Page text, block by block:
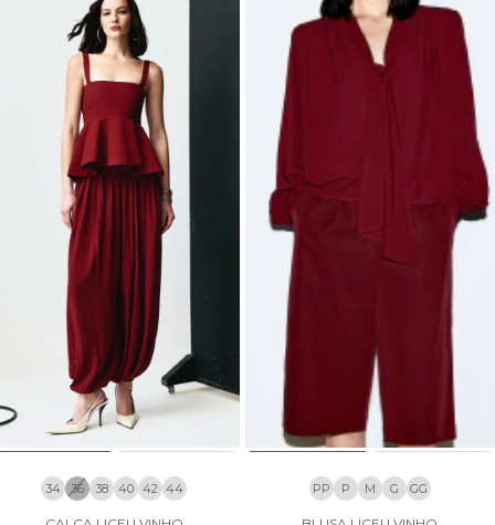
34 36 38 40 42 44 PP P M G GG